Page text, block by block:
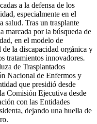
a la defensa de los
especialmente en el
salud. Tras un trasplante
marcada por la búsqueda de
en el modelo de
la discapacidad orgánica y
tratamientos innovadores.
de Trasplantados
Nacional de Enfermos y
que presidió desde
Comisión Ejecutiva desde
con las Entidades
dejando una huella de